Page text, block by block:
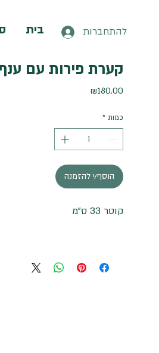
בית להתחברות
קערת פירות עם
₪180.00
כמות *
הוסף/י להזמנה
קוטר 33 ס"מ